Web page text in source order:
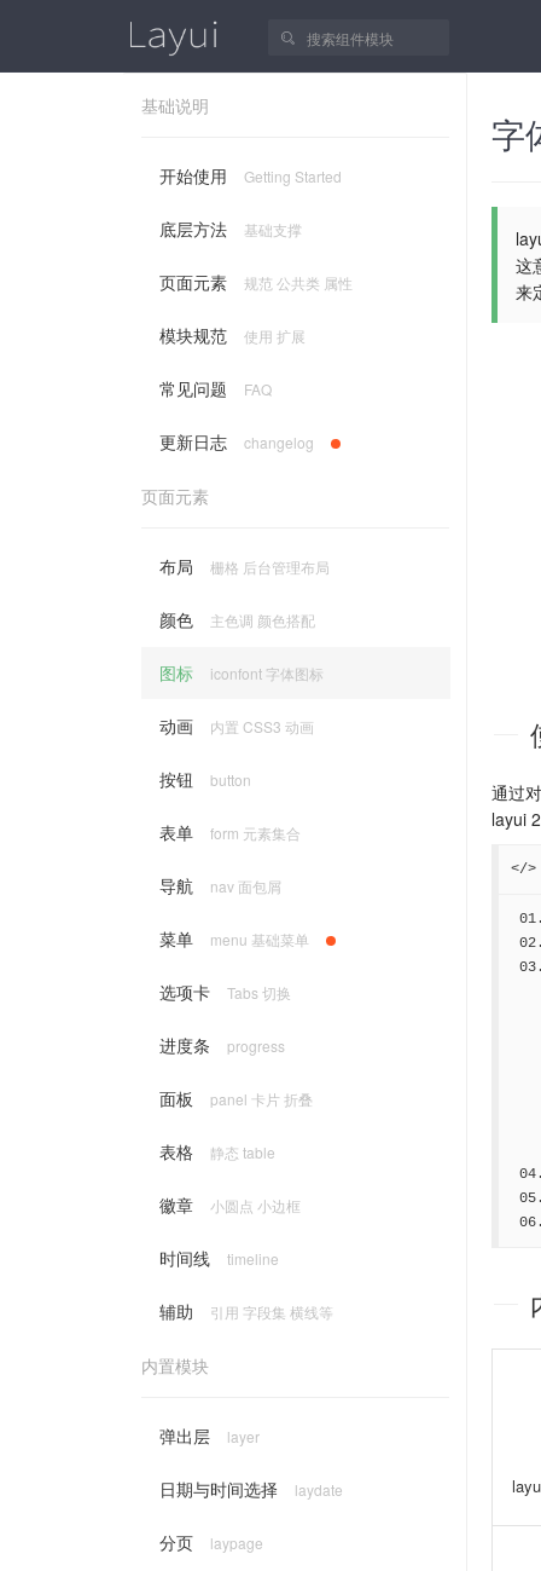
基础说明
开始使用 Getting Started
底层方法 基础支撑
页面元素 规范 公共类 属性
模块规范 使用 扩展
常见问题 FAQ
更新日志 changelog
页面元素
布局 栅格 后台管理布局
颜色 主色调 颜色搭配
图标 iconfont 字体图标
动画 内置 CSS3 动画
按钮 button
表单 form 元素集合
导航 nav 面包屑
菜单 menu 基础菜单
选项卡 Tabs 切换
进度条 progress
面板 panel 卡片 折叠
表格 静态 table
徽章 小圆点 小边框
时间线 timeline
辅助 引用 字段集 横线等
内置模块
弹出层 layer
日期与时间选择 laydate
分页 laypage
字
这
来
通过
layui
</>